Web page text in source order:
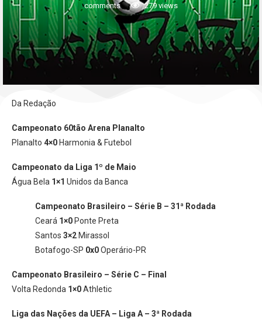
comments
279 views
Da Redação
Campeonato 60tão Arena Planalto
Planalto 4×0 Harmonia & Futebol
Campeonato da Liga 1º de Maio
Água Bela 1×1 Unidos da Banca
Campeonato Brasileiro – Série B – 31ª Rodada
Ceará 1×0 Ponte Preta
Santos 3×2 Mirassol
Botafogo-SP 0x0Operário-PR
Campeonato Brasileiro – Série C – Final
Volta Redonda 1×0Athletic
Liga das Nações da UEFA – Liga A – 3ª Rodada